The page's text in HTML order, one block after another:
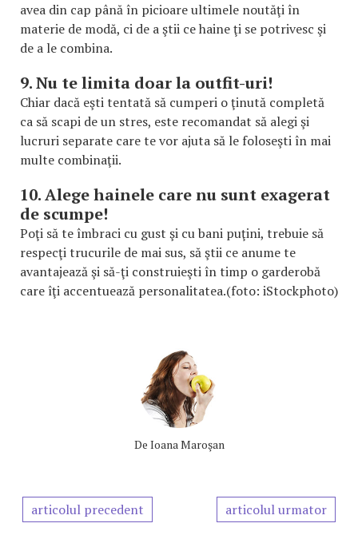
avea din cap până în picioare ultimele noutăţi în
materie de modă, ci de a ştii ce haine ţi se potrivesc şi
de a le combina.
9. Nu te limita doar la outfit-uri!
Chiar dacă eşti tentată să cumperi o ţinută completă
ca să scapi de un stres, este recomandat să alegi şi
lucruri separate care te vor ajuta să le foloseşti în mai
multe combinaţii.
10. Alege hainele care nu sunt exagerat
de scumpe!
Poţi să te îmbraci cu gust şi cu bani puţini, trebuie să
respecţi trucurile de mai sus, să ştii ce anume te
avantajează şi să-ţi construieşti în timp o garderobă
care îţi accentuează personalitatea.(foto: iStockphoto)
De Ioana Maroşan
articolul precedent articolul urmator